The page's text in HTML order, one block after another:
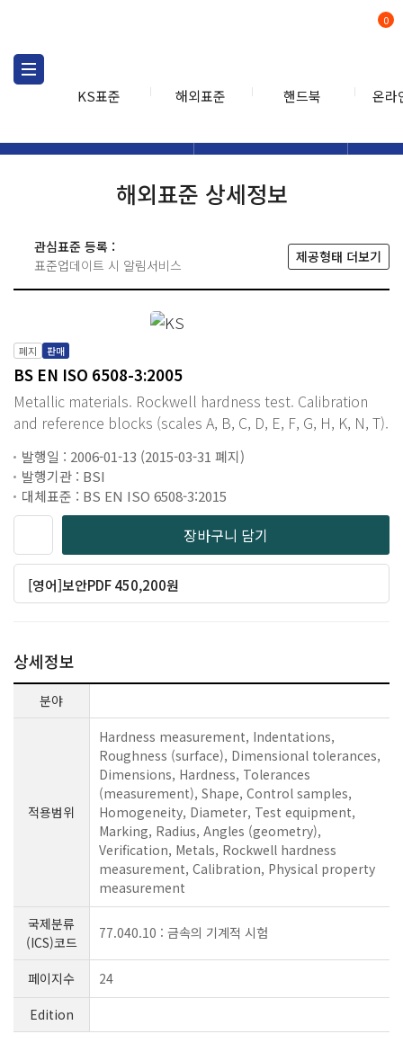
KS표준 해외표준 핸드북 온라
0
해외표준 상세정보
관심표준 등록 :
표준업데이트 시 알림서비스
제공형태 더보기
폐지 판매
BS EN ISO 6508-3:2005
Metallic materials. Rockwell hardness test. Calibration
and reference blocks (scales A, B, C, D, E, F, G, H, K, N, T).
발행일 : 2006-01-13 (2015-03-31 폐지)
발행기관 : BSI
대체표준 : BS EN ISO 6508-3:2015
장바구니 담기
[영어]보안PDF 450,200원
상세정보
분야
적용범위
Hardness measurement, Indentations,
Roughness (surface), Dimensional tolerances,
Dimensions, Hardness, Tolerances
(measurement), Shape, Control samples,
Homogeneity, Diameter, Test equipment,
Marking, Radius, Angles (geometry),
Verification, Metals, Rockwell hardness
measurement, Calibration, Physical property
measurement
국제분류
(ICS)코드
77.040.10 : 금속의 기계적 시험
페이지수
24
Edition